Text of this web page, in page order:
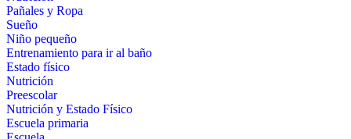
Pañales y Ropa
Sueño
Niño pequeño
Entrenamiento para ir al baño
Estado físico
Nutrición
Preescolar
Nutrición y Estado Físico
Escuela primaria